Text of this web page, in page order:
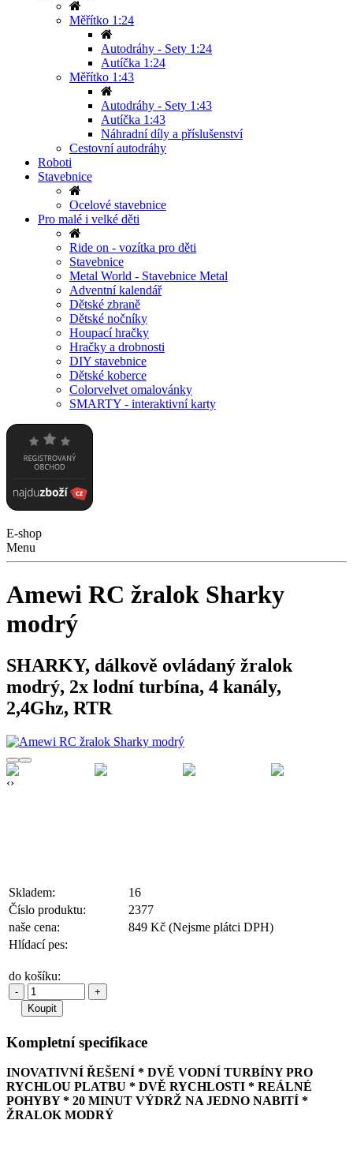
Měřítko 1:24
Autodráhy - Sety 1:24
Autíčka 1:24
Měřítko 1:43
Autodráhy - Sety 1:43
Autíčka 1:43
Náhradní díly a příslušenství
Cestovní autodráhy
Roboti
Stavebnice
Ocelové stavebnice
Pro malé i velké děti
Ride on - vozítka pro děti
Stavebnice
Metal World - Stavebnice Metal
Adventní kalendář
Dětské zbraně
Dětské nočníky
Houpací hračky
Hračky a drobnosti
DIY stavebnice
Dětské koberce
Colorvelvet omalovánky
SMARTY - interaktivní karty
E-shop
Menu
Amewi RC žralok Sharky
modrý
SHARKY, dálkově ovládaný žralok
modrý, 2x lodní turbína, 4 kanály,
2,4Ghz, RTR
‹›
Skladem:
16
Číslo produktu:
2377
naše cena:
849 Kč (Nejsme plátci DPH)
Hlídací pes:
do košíku:
- +
Kompletní specifikace
INOVATIVNÍ ŘEŠENÍ * DVĚ VODNÍ TURBÍNY PRO
RYCHLOU PLATBU * DVĚ RYCHLOSTI * REÁLNÉ
POHYBY * 20 MINUT VÝDRŽ NA JEDNO NABITÍ *
ŽRALOK MODRÝ